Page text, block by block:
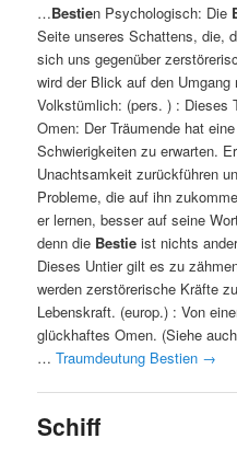
…Bestien Psychologisch: Die
Seite unseres Schattens, die,
sich uns gegenüber
wird der Blick auf den Umgang
Volkstümlich: (pers. ) : Dieses
Omen: Der Träumende hat
Schwierigkeiten zu erwarten.
Unachtsamkeit zurückführen
Probleme, die auf ihn
er lernen, besser auf seine
denn die Bestie ist nichts
Dieses Untier gilt es zu
werden zerstörerische Kräfte
Lebenskraft. (europ.) : Von
glückhaftes Omen. (Siehe auch
…Traumdeutung Bestien →
Schiff